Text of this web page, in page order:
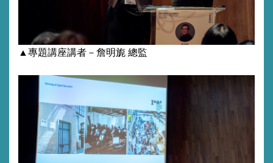
▲專題講座講者－詹明旎總監